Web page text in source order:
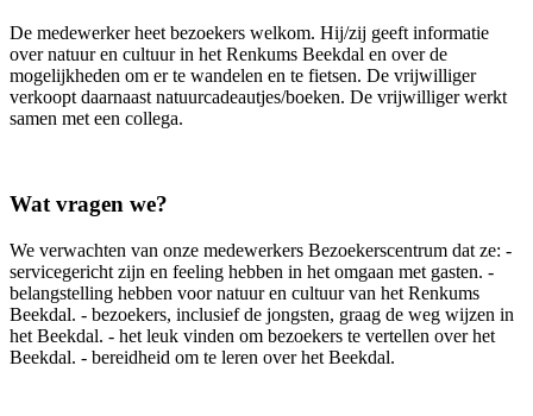
De medewerker heet bezoekers welkom. Hij/zij geeft informatie
over natuur en cultuur in het Renkums Beekdal en over de
mogelijkheden om er te wandelen en te fietsen. De vrijwilliger
verkoopt daarnaast natuurcadeautjes/boeken. De vrijwilliger werkt
samen met een collega.
Wat vragen we?
We verwachten van onze medewerkers Bezoekerscentrum dat ze: -
servicegericht zijn en feeling hebben in het omgaan met gasten. -
belangstelling hebben voor natuur en cultuur van het Renkums
Beekdal. - bezoekers, inclusief de jongsten, graag de weg wijzen in
het Beekdal. - het leuk vinden om bezoekers te vertellen over het
Beekdal. - bereidheid om te leren over het Beekdal.